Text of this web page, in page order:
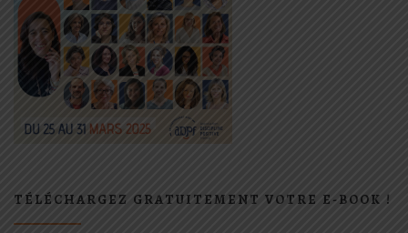
TÉLÉCHARGEZ GRATUITEMENT VOTRE E-BOOK !